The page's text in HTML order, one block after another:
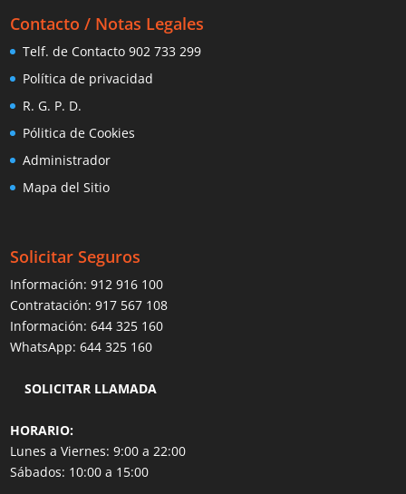
Contacto / Notas Legales
Telf. de Contacto 902 733 299
Política de privacidad
R. G. P. D.
Pólitica de Cookies
Administrador
Mapa del Sitio
Solicitar Seguros
Información:912 916 100
Contratación:917 567 108
Información:644 325 160
WhatsApp:644 325 160
SOLICITAR LLAMADA
HORARIO:
Lunes a Viernes: 9:00 a 22:00
Sábados: 10:00 a 15:00